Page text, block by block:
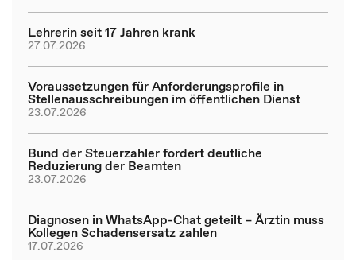
Lehrerin seit 17 Jahren krank
27.07.2026
Voraussetzungen für Anforderungsprofile in
Stellenausschreibungen im öffentlichen Dienst
23.07.2026
Bund der Steuerzahler fordert deutliche
Reduzierung der Beamten
23.07.2026
Diagnosen in WhatsApp-Chat geteilt – Ärztin muss
Kollegen Schadensersatz zahlen
17.07.2026